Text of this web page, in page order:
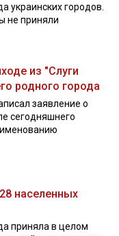
украинских городов.
не приняли
из "Слуги
родного города
заявление о
сегодняшнего
населенных
приняла в целом